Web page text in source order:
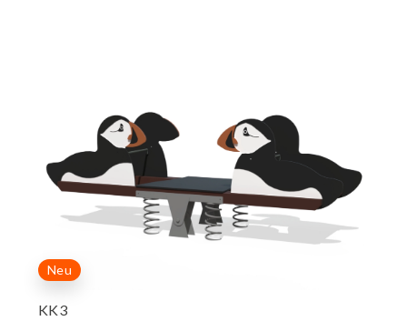
Neu
KK3